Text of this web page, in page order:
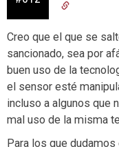
Creo que el que se
sancionado, sea por
buen uso de la
el sensor esté
incluso a algunos que
mal uso de la misma
Para los que dudamos